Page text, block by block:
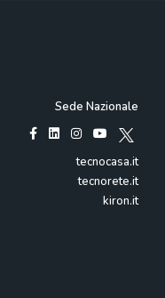
Sede Nazionale
tecnocasa.it
tecnorete.it
kiron.it